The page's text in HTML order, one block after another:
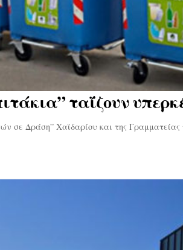
ταΐζουν
σε Δράση” Χαϊδαρίου και της